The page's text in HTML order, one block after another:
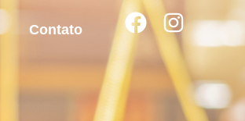
Contato